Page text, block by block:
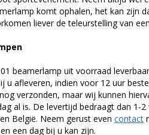
komt ophalen, het kan zijn
liever de teleurstelling van
beamerlamp uit voorraad
u afleveren, indien voor 12 uur
verzonden, maar wij kunnen
al is. De levertijd bedraagt dan 1-
België. Neem gerust even contact
een dag bij u kan zijn.